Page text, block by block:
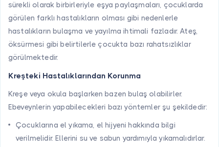
sürekli olarak birbirleriyle eşya paylaşmaları, çocuklarda
görülen farklı hastalıkların olması gibi nedenlerle
hastalıkların bulaşma ve yayılma ihtimali fazladır. Ateş,
öksürmesi gibi belirtilerle çocukta bazı rahatsızlıklar
görülmektedir.
Kreşteki Hastalıklarından Korunma
Kreşe veya okula başlarken bazen bulaş olabilirler.
Ebeveynlerin yapabilecekleri bazı yöntemler şu şekildedir:
Çocuklarına el yıkama, el hijyeni hakkında bilgi
verilmelidir. Ellerini su ve sabun yardımıyla yıkamalıdırlar.